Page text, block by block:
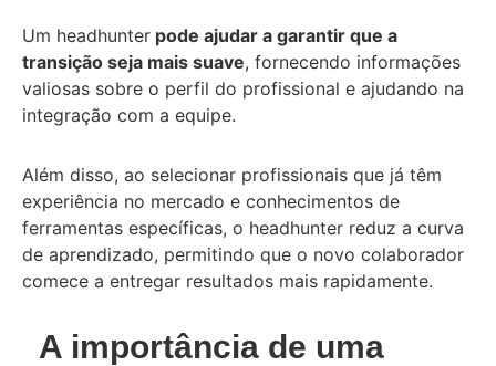
Um headhunter pode ajudar a garantir que a
transição seja mais suave, fornecendo informações
valiosas sobre o perfil do profissional e ajudando na
integração com a equipe.
Além disso, ao selecionar profissionais que já têm
experiência no mercado e conhecimentos de
ferramentas específicas, o headhunter reduz a curva
de aprendizado, permitindo que o novo colaborador
comece a entregar resultados mais rapidamente.
A importância de uma